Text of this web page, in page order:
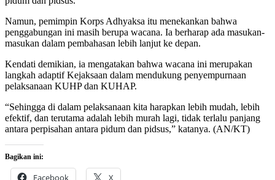
Namun, pemimpin Korps Adhyaksa itu menekankan bahwa
penggabungan ini masih berupa wacana. Ia berharap ada masukan-
masukan dalam pembahasan lebih lanjut ke depan.
Kendati demikian, ia mengatakan bahwa wacana ini merupakan
langkah adaptif Kejaksaan dalam mendukung penyempurnaan
pelaksanaan KUHP dan KUHAP.
“Sehingga di dalam pelaksanaan kita harapkan lebih mudah, lebih
efektif, dan terutama adalah lebih murah lagi, tidak terlalu panjang
antara perpisahan antara pidum dan pidsus,” katanya. (AN/KT)
Bagikan ini:
Facebook X